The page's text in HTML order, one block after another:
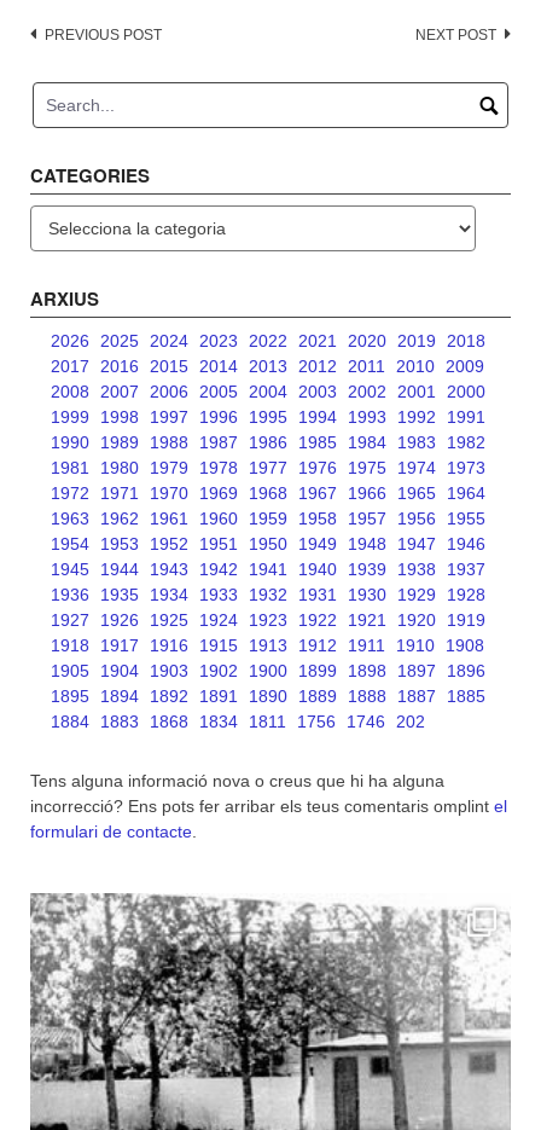
Post
PREVIOUS POST NEXT POST
CATEGORIES
ARXIUS
2026 2025 2024 2023 2022 2021 2020 2019
2018
2017
2016 2015 2014 2013 2012 2011 2010
2009
2008
2007 2006 2005 2004 2003 2002 2001
2000
1999
1998 1997 1996 1995 1994 1993 1992
1991
1990
1989 1988 1987 1986 1985 1984 1983
1982
1981
1980 1979 1978 1977 1976 1975 1974
1973
1972
1971 1970 1969 1968 1967 1966 1965
1964
1963
1962 1961 1960 1959 1958 1957 1956
1955
1954
1953 1952 1951 1950 1949 1948 1947
1946
1945
1944 1943 1942 1941 1940 1939 1938
1937
1936
1935 1934 1933 1932 1931 1930 1929
1928
1927
1926 1925 1924 1923 1922 1921 1920
1919
1918
1917 1916 1915 1913 1912 1911 1910
1908
1905
1904 1903 1902 1900 1899 1898 1897
1896
1895
1894 1892 1891 1890 1889 1888 1887
1885
1884
1883 1868 1834 1811 1756 1746 202
Tens alguna informació nova o creus que hi ha alguna
incorrecció? Ens pots fer arribar els teus comentaris omplint el
formulari de contacte